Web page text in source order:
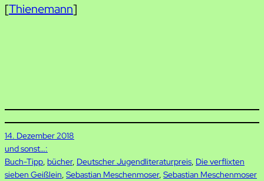
[Thienemann]
14. Dezember 2018
und sonst…:
Buch-Tipp, bücher, Deutscher Jugendliteraturpreis, Die verflixten
sieben Geißlein, Sebastian Meschenmoser, Sebastian Meschenmoser